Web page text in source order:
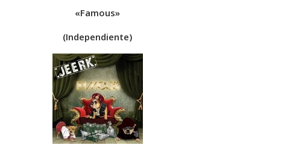
«Famous»
(Independiente)